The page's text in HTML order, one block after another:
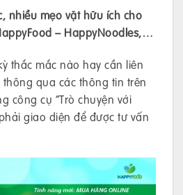
nhiều mẹo vặt hữu ích cho
– HappyNoodles,…
thắc mắc nào hay cần liên
qua các thông tin trên
công cụ “Trò chuyện với
phải giao diện để được tư vấn